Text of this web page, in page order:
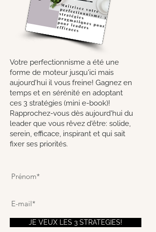
Votre perfectionnisme a été une
forme de moteur jusqu'ici mais
aujourd'hui il vous freine! Gagnez en
temps et en sérénité en adoptant
ces 3 stratégies (mini e-book)!
Rapprochez-vous dès aujourd'hui du
leader que vous rêvez d'être: solide,
serein, efficace, inspirant et qui sait
fixer ses priorités.
JE VEUX LES 3 STRATEGIES!